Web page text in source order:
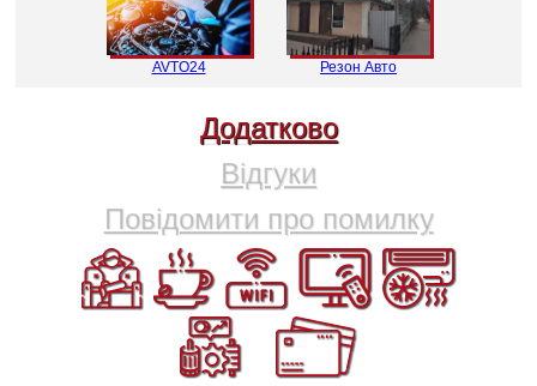
AVTO24 Резон Авто
Додатково
Відгуки
Повідомити про помилку